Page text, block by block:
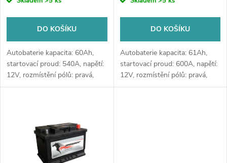
d
u
k
t
d
u
k
DO KOŠÍKU
Autobaterie kapacita: 60Ah,
startovací proud: 540A, napětí:
12V, rozmístění pólů: pravá,
rozměry: 242 x 175 x 175,
DO KOŠÍKU
Autobaterie kapacita: 61Ah,
startovací proud: 600A, napětí:
12V, rozmístění pólů: pravá,
rozměry: 242 x 175 x 175,